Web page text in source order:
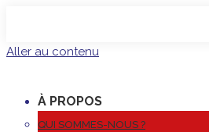
Aller au contenu
À PROPOS
QUI SOMMES-NOUS ?